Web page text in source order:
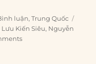
luận,Trung Quốc
Lưu Kiến Siêu, Nguyễn